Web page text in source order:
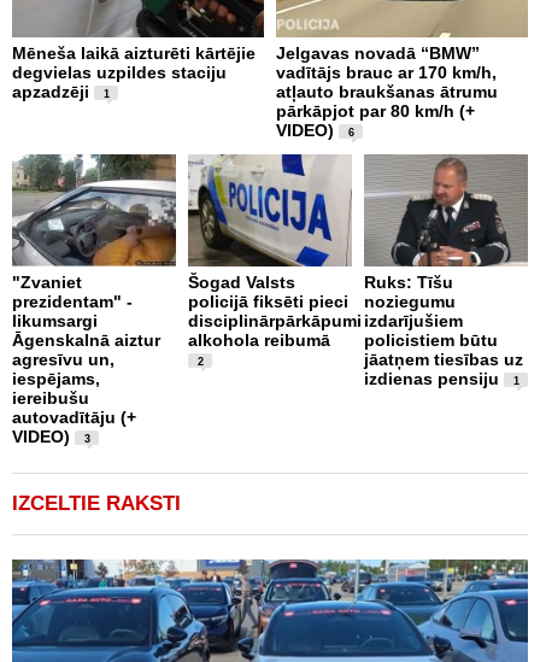
Mēneša laikā aizturēti kārtējie
degvielas uzpildes staciju
apzadzēji
1
Jelgavas novadā “BMW”
vadītājs brauc ar 170 km/h,
atļauto braukšanas ātrumu
pārkāpjot par 80 km/h (+
VIDEO)
6
"Zvaniet
prezidentam" -
likumsargi
Āgenskalnā aiztur
agresīvu un,
iespējams,
iereibušu
autovadītāju (+
VIDEO)
3
Šogad Valsts
policijā fiksēti pieci
disciplinārpārkāpumi
alkohola reibumā
2
Ruks: Tīšu
noziegumu
izdarījušiem
policistiem būtu
jāatņem tiesības uz
izdienas pensiju
1
IZCELTIE RAKSTI